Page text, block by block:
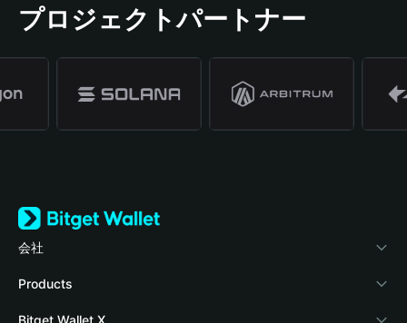
プロジェクトパートナー
会社
Bitget Walletについて
ブログ
Products
Crypto Card
Bitget Wallet X